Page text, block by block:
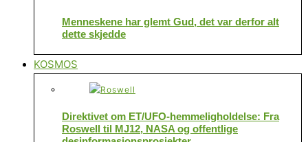
Menneskene har glemt Gud, det var derfor alt
dette skjedde
KOSMOS
Direktivet om ET/UFO-hemmeligholdelse: Fra
Roswell til MJ12, NASA og offentlige